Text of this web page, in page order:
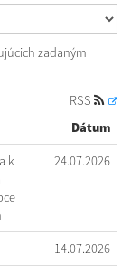
zadaným
RSS
Dátum
k
24.07.2026
14.07.2026